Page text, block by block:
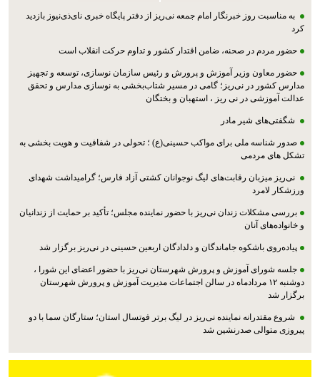
به مناسبت روز خبرنگار امام جمعه نی‌ریز از دفتر پایگاه خبری نای‌ذی‌نیوز بازدید
کرد
حضور مردم در صحنه، ضامن اقتدار کشور و تداوم حرکت انقلاب است
حضور معاون وزیر آموزش و پرورش و رئیس سازمان نوسازی، توسعه و تجهیز
مدارس کشور در نی‌ریز؛ گامی در مسیر شتاب‌بخشی به نوسازی مدارس و تحقق
عدالت آموزشی در نی ریز ، استهبان و بختگان
شگفتی‌های شیر مادر
صدور شناسه ملی برای مواکب حسینی(ع) ؛ تحولی در شفافیت و هویت بخشی به
تشکل های مردمی
نی‌ریز میزبان رقابت‌های لیگ نوجوانان کشتی آزاد فارس؛ گرامیداشت شهدای
ورزشکار لامرد
بررسی مشکلات زندان نی‌ریز با حضور نماینده مجلس؛ تأکید بر حمایت از زندانیان
و خانواده‌های آنان
پیاده‌روی باشکوه جاماندگان و دلدادگان اربعین حسینی در نی‌ریز برگزار شد
جلسه شورای آموزش و پرورش شهرستان نی‌ریز با حضور اعضای این شورا ،
دوشنبه ۱۲ مردادماه در سالن اجتماعات مدیریت آموزش و پرورش شهرستان
برگزار شد
شروع مقتدرانه نماینده نی‌ریز در لیگ برتر فوتسال استان؛ ستارگان سما با دو
پیروزی متوالی صدرنشین شد